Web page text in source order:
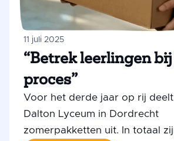
11 juli 2025
“Betrek leerlingen
proces”
Voor het derde jaar op rij
Dalton Lyceum in Dordrecht
zomerpakketten uit. In totaal